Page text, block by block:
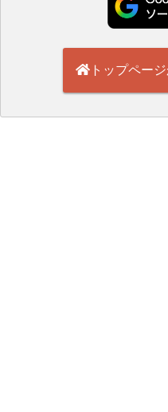
トップペー